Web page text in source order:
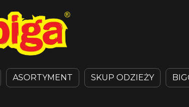
ASORTYMENT SKUP ODZIEŻY